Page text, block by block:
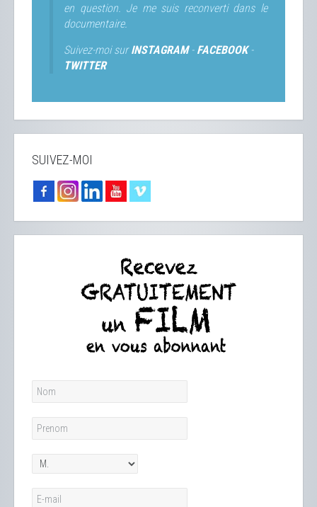
en question. Je me suis reconverti dans le
documentaire.
Suivez-moi surINSTAGRAM- FACEBOOK-
TWITTER
SUIVEZ-MOI